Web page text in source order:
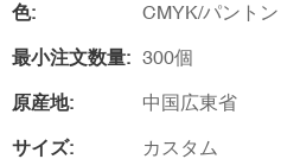
色: CMYK/パントン
最小注文数量: 300個
原産地: 中国広東省
サイズ: カスタム